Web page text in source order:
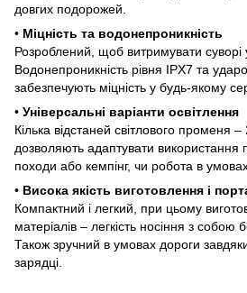
довгих подорожей.
• Міцність та водонепроникність
Розроблений, щоб витримувати суворі
Водонепроникність рівня IPX7 та
забезпечують міцність у будь-якому
• Універсальні варіанти освітлення
Кілька відстаней світлового променя
дозволяють адаптувати використання
походи або кемпінг, чи робота в
• Висока якість виготовлення і
Компактний і легкий, при цьому
матеріалів – легкість носіння з собою
Також зручний в умовах дороги
зарядці.